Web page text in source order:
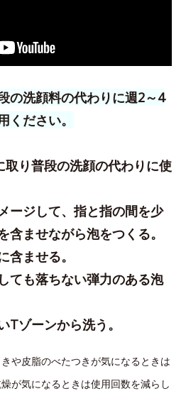
の洗顔料の代わりに週2～4
ください。
り普段の洗顔の代わりに使
ージして、指と指の間を少
含ませながら泡をつくる。
含ませる。
ても落ちない弾力のある泡
ゾーンから洗う。
や皮脂のべたつきが気になるときは
が気になるときは使用回数を減らし